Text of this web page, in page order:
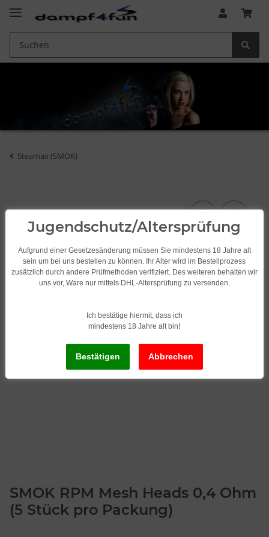
Steamax (SMOK)
SMOK RPM Mesh Heads 0,4 Ohm
(5 Stück pro Packung)
Jugendschutz/Altersprüfung
Aufgrund einer Gesetzesänderung müssen Sie mindestens 18 Jahre alt
sein um bei uns bestellen zu können. Ihr Alter wird im Bestellprozess
zusätzlich durch andere Prüfmethoden verifiziert. Des weiteren behalten wir
uns vor, Ware nur mittels DHL-Altersprüfung zu versenden.
Ich bestätige hiermit, dass ich
mindestens 18 Jahre alt bin!